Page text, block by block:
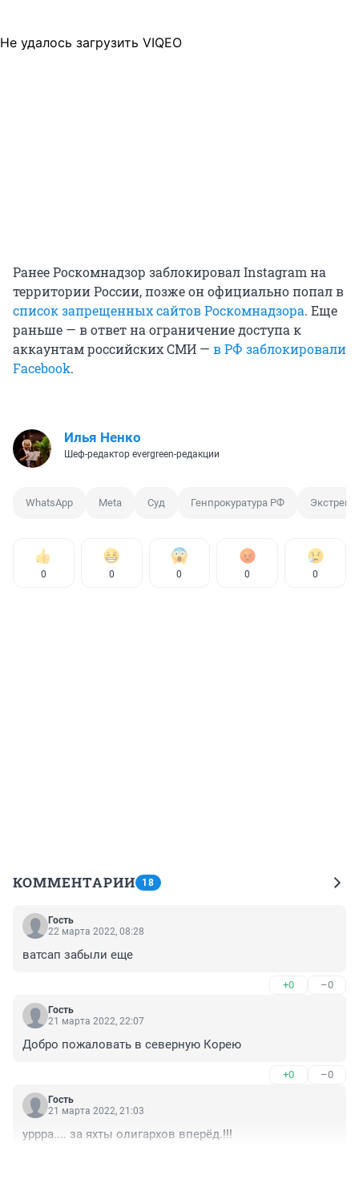
Не удалось загрузить VIQEO
Ранее Роскомнадзор заблокировал Instagram на
территории России, позже он официально попал в
список запрещенных сайтов Роскомнадзора. Еще
раньше — в ответ на ограничение доступа к
аккаунтам российских СМИ — в РФ заблокировали
Facebook.
Илья Ненко
Шеф-редактор evergreen-редакции
WhatsApp Meta Суд Генпрокуратура РФ
0 0 0 0 0
КОММЕНТАРИИ 18
Гость
22 марта 2022, 08:28
ватсап забыли еще
+0 –0
Гость
21 марта 2022, 22:07
Добро пожаловать в северную Корею
+0 –0
Гость
21 марта 2022, 21:03
уррра.... за яхты олигархов вперёд.!!!